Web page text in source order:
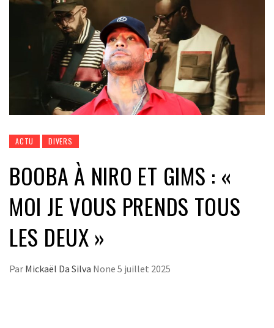
ACTU DIVERS
BOOBA À NIRO ET GIMS : «
MOI JE VOUS PRENDS TOUS
LES DEUX »
Par Mickaël Da Silva None 5 juillet 2025